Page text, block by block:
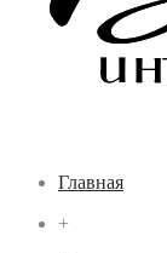
Главная
+